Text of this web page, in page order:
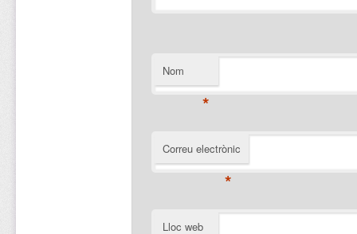
Nom
*
Correu electrònic
*
Lloc web